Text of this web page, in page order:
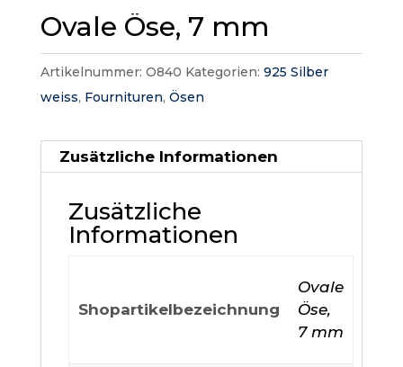
Ovale Öse, 7 mm
Artikelnummer: O840 Kategorien: 925 Silber
weiss, Fournituren, Ösen
Zusätzliche Informationen
Zusätzliche
Informationen
Shopartikelbezeichnung
Ovale
Öse,
7 mm